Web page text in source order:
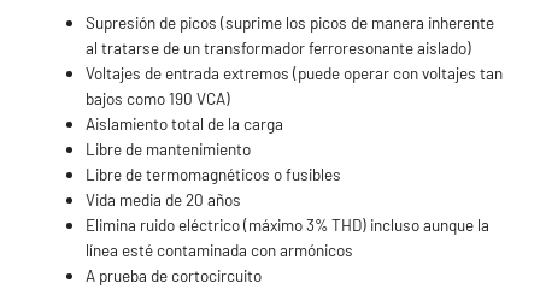
Supresión de picos (suprime los picos de manera inherente
al tratarse de un transformador ferroresonante aislado)
Voltajes de entrada extremos (puede operar con voltajes tan
bajos como 190 VCA)
Aislamiento total de la carga
Libre de mantenimiento
Libre de termomagnéticos o fusibles
Vida media de 20 años
Elimina ruido eléctrico (máximo 3% THD) incluso aunque la
línea esté contaminada con armónicos
A prueba de cortocircuito